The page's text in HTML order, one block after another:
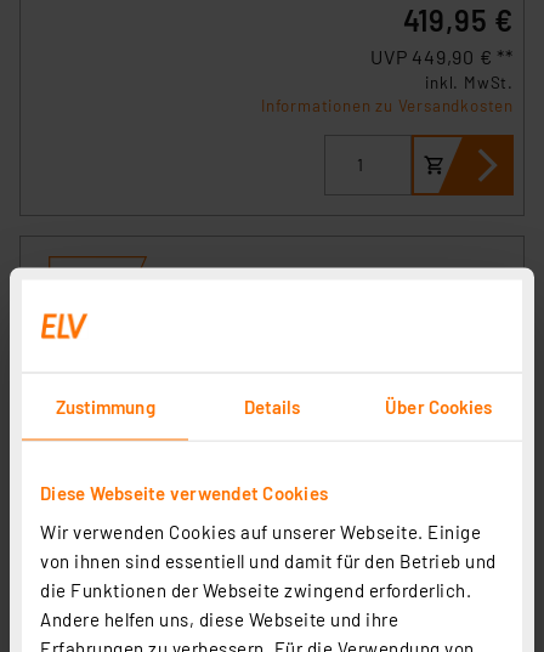
Zustimmung Details Über Cookies
Diese Webseite verwendet Cookies
Wir verwenden Cookies auf unserer Webseite. Einige
von ihnen sind essentiell und damit für den Betrieb und
die Funktionen der Webseite zwingend erforderlich.
Andere helfen uns, diese Webseite und ihre
Erfahrungen zu verbessern. Für die Verwendung von
419,95 €
UVP 449,90 € **
inkl. MwSt.
Informationen zu Versandkosten
Homematic IP Smart Home Rollladenaktor für
Markenschalter, HmIP-BROLL-2
Artikel-Nr. 151322
2 3 4 5 (50)